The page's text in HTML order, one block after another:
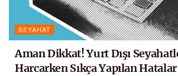
SEYAHAT
Aman Dikkat! Yurt Dışı
Harcarken Sıkça Yapılan Hatalar